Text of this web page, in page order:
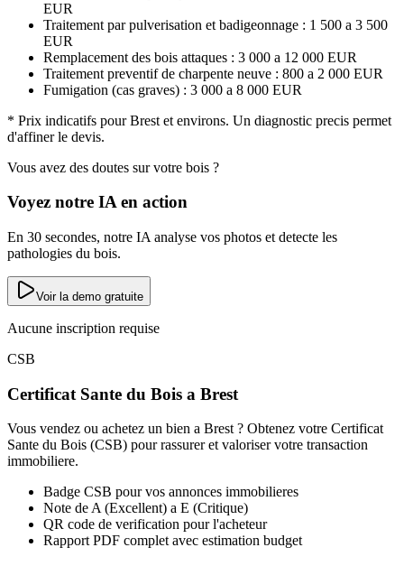
EUR
Traitement par pulverisation et badigeonnage : 1 500 a 3 500
EUR
Remplacement des bois attaques : 3 000 a 12 000 EUR
Traitement preventif de charpente neuve : 800 a 2 000 EUR
Fumigation (cas graves) : 3 000 a 8 000 EUR
* Prix indicatifs pourBrest et environs. Un diagnostic precis permet
d'affiner le devis.
Vous avez des doutes sur votre bois ?
Voyez notre IA en action
En 30 secondes, notre IA analyse vos photos et detecte les
pathologies du bois.
Voir la demo gratuite
Aucune inscription requise
CSB
Certificat Sante du Bois a Brest
Vous vendez ou achetez un bien a Brest ? Obtenez votre Certificat
Sante du Bois (CSB) pour rassurer et valoriser votre transaction
immobiliere.
Badge CSB pour vos annonces immobilieres
Note de A (Excellent) a E (Critique)
QR code de verification pour l'acheteur
Rapport PDF complet avec estimation budget